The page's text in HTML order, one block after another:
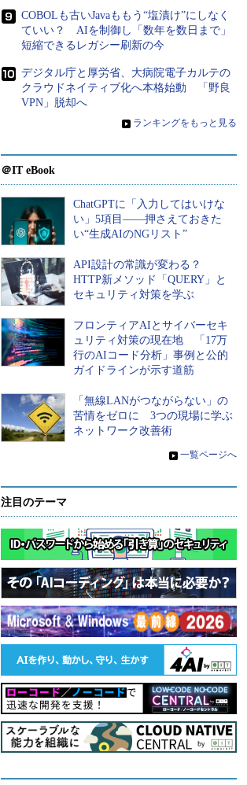
COBOLも古いJavaももう“塩漬け”にしなく
ていい？ AIを制御し「数年を数日まで」
短縮できるレガシー刷新の今
デジタル庁と厚労省、大病院電子カルテの
クラウドネイティブ化へ本格始動 「野良
VPN」脱却へ
» ランキングをもっと見る
＠IT eBook
ChatGPTに「入力してはいけな
い」5項目――押さえておきた
い“生成AIのNGリスト”
API設計の常識が変わる？
HTTP新メソッド「QUERY」と
セキュリティ対策を学ぶ
フロンティアAIとサイバーセキ
ュリティ対策の現在地 「17万
行のAIコード分析」事例と公的
ガイドラインが示す道筋
「無線LANがつながらない」の
苦情をゼロに 3つの現場に学ぶ
ネットワーク改善術
» 一覧ページへ
注目のテーマ